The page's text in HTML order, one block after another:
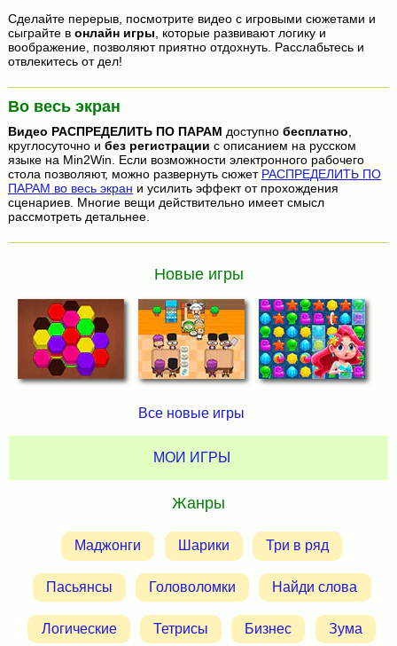
Сделайте перерыв, посмотрите видео с игровыми сюжетами и
сыграйте в онлайн игры , которые развивают логику и
воображение, позволяют приятно отдохнуть. Расслабьтесь и
отвлекитесь от дел!
Во весь экран
Видео РАСПРЕДЕЛИТЬ ПО ПАРАМ доступно бесплатно
круглосуточно и без регистрации с описанием на русском
языке на Min2Win. Если возможности электронного рабочего
стола позволяют, можно развернуть сюжет РАСПРЕДЕЛИТЬ ПО
ПАРАМ во весь экран и усилить эффект от прохождения
сценариев. Многие вещи действительно имеет смысл
рассмотреть детальнее.
Новые игры
Все новые игры
МОИ ИГРЫ
Жанры
Маджонги Шарики Три в ряд
Пасьянсы Головоломки Найди слова
Логические Тетрисы Бизнес Зума